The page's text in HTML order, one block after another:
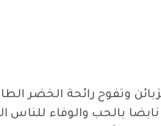
وتفوح رائحة الخضر
بالحب والوفاء للناس